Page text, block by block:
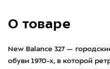
О товаре
New Balance 327 —
обуви 1970-х, в которой